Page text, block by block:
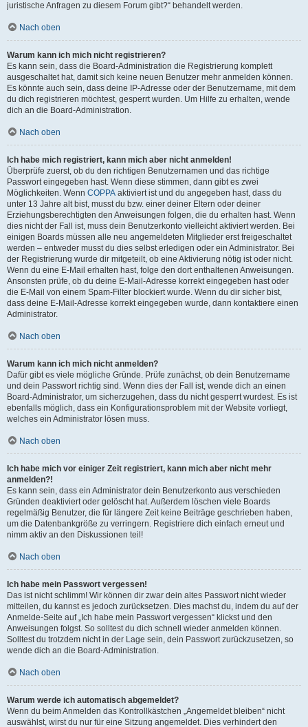
juristische Anfragen zu diesem Forum gibt?“ behandelt werden.
Nach oben
Warum kann ich mich nicht registrieren?
Es kann sein, dass die Board-Administration die Registrierung komplett
ausgeschaltet hat, damit sich keine neuen Benutzer mehr anmelden können.
Es könnte auch sein, dass deine IP-Adresse oder der Benutzername, mit dem
du dich registrieren möchtest, gesperrt wurden. Um Hilfe zu erhalten, wende
dich an die Board-Administration.
Nach oben
Ich habe mich registriert, kann mich aber nicht anmelden!
Überprüfe zuerst, ob du den richtigen Benutzernamen und das richtige
Passwort eingegeben hast. Wenn diese stimmen, dann gibt es zwei
Möglichkeiten. Wenn COPPA aktiviert ist und du angegeben hast, dass du
unter 13 Jahre alt bist, musst du bzw. einer deiner Eltern oder deiner
Erziehungsberechtigten den Anweisungen folgen, die du erhalten hast. Wenn
dies nicht der Fall ist, muss dein Benutzerkonto vielleicht aktiviert werden. Bei
einigen Boards müssen alle neu angemeldeten Mitglieder erst freigeschaltet
werden – entweder musst du dies selbst erledigen oder ein Administrator. Bei
der Registrierung wurde dir mitgeteilt, ob eine Aktivierung nötig ist oder nicht.
Wenn du eine E-Mail erhalten hast, folge den dort enthaltenen Anweisungen.
Ansonsten prüfe, ob du deine E-Mail-Adresse korrekt eingegeben hast oder
die E-Mail von einem Spam-Filter blockiert wurde. Wenn du dir sicher bist,
dass deine E-Mail-Adresse korrekt eingegeben wurde, dann kontaktiere einen
Administrator.
Nach oben
Warum kann ich mich nicht anmelden?
Dafür gibt es viele mögliche Gründe. Prüfe zunächst, ob dein Benutzername
und dein Passwort richtig sind. Wenn dies der Fall ist, wende dich an einen
Board-Administrator, um sicherzugehen, dass du nicht gesperrt wurdest. Es ist
ebenfalls möglich, dass ein Konfigurationsproblem mit der Website vorliegt,
welches ein Administrator lösen muss.
Nach oben
Ich habe mich vor einiger Zeit registriert, kann mich aber nicht mehr
anmelden?!
Es kann sein, dass ein Administrator dein Benutzerkonto aus verschieden
Gründen deaktiviert oder gelöscht hat. Außerdem löschen viele Boards
regelmäßig Benutzer, die für längere Zeit keine Beiträge geschrieben haben,
um die Datenbankgröße zu verringern. Registriere dich einfach erneut und
nimm aktiv an den Diskussionen teil!
Nach oben
Ich habe mein Passwort vergessen!
Das ist nicht schlimm! Wir können dir zwar dein altes Passwort nicht wieder
mitteilen, du kannst es jedoch zurücksetzen. Dies machst du, indem du auf der
Anmelde-Seite auf „Ich habe mein Passwort vergessen“ klickst und den
Anweisungen folgst. So solltest du dich schnell wieder anmelden können.
Solltest du trotzdem nicht in der Lage sein, dein Passwort zurückzusetzen, so
wende dich an die Board-Administration.
Nach oben
Warum werde ich automatisch abgemeldet?
Wenn du beim Anmelden das Kontrollkästchen „Angemeldet bleiben“ nicht
auswählst, wirst du nur für eine Sitzung angemeldet. Dies verhindert den